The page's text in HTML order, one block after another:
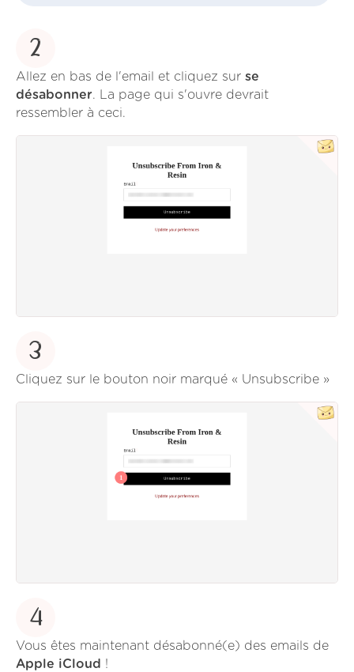
2
Allez en bas de l'email et cliquez sur se
désabonner. La page qui s'ouvre devrait
ressembler à ceci.
3
Cliquez sur le bouton noir marqué « Unsubscribe »
4
Vous êtes maintenant désabonné(e) des emails de
Apple iCloud !